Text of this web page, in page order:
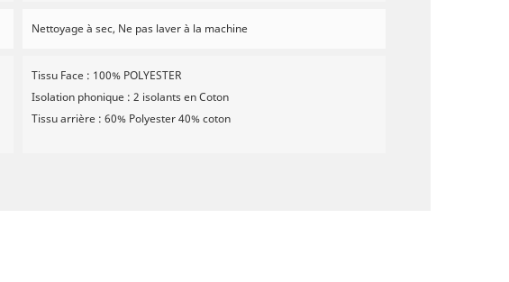
Nettoyage à sec, Ne pas laver à la machine
Tissu Face : 100% POLYESTER
Isolation phonique : 2 isolants en Coton
Tissu arrière : 60% Polyester 40% coton